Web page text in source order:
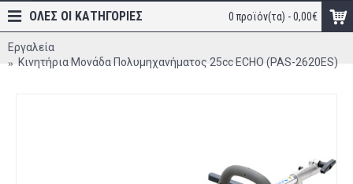
0 προϊόν(τα) - 0,00€
ΟΛΕΣ ΟΙ ΚΑΤΗΓΟΡΊΕΣ
Εργαλεία
Κινητήρια Μονάδα Πολυμηχανήματος 25cc ECHO (PAS-2620ES)